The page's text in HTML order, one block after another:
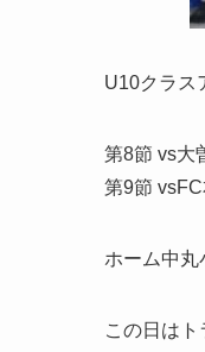
U10クラス
第8節 vs大
第9節
ホーム中丸
この日はト